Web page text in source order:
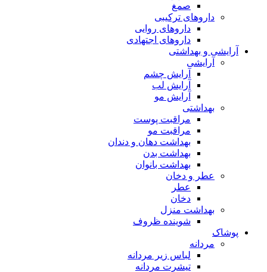
صمغ
داروهای ترکیبی
داروهای روایی
داروهای اجتهادی
آرایشی و بهداشتی
آرایشی
آرایش چشم
آرایش لب
آرایش مو
بهداشتی
مراقبت پوست
مراقبت مو
بهداشت دهان و دندان
بهداشت بدن
بهداشت بانوان
عطر و دخان
عطر
دخان
بهداشت منزل
شوینده ظروف
پوشاک
مردانه
لباس زیر مردانه
تیشرت مردانه